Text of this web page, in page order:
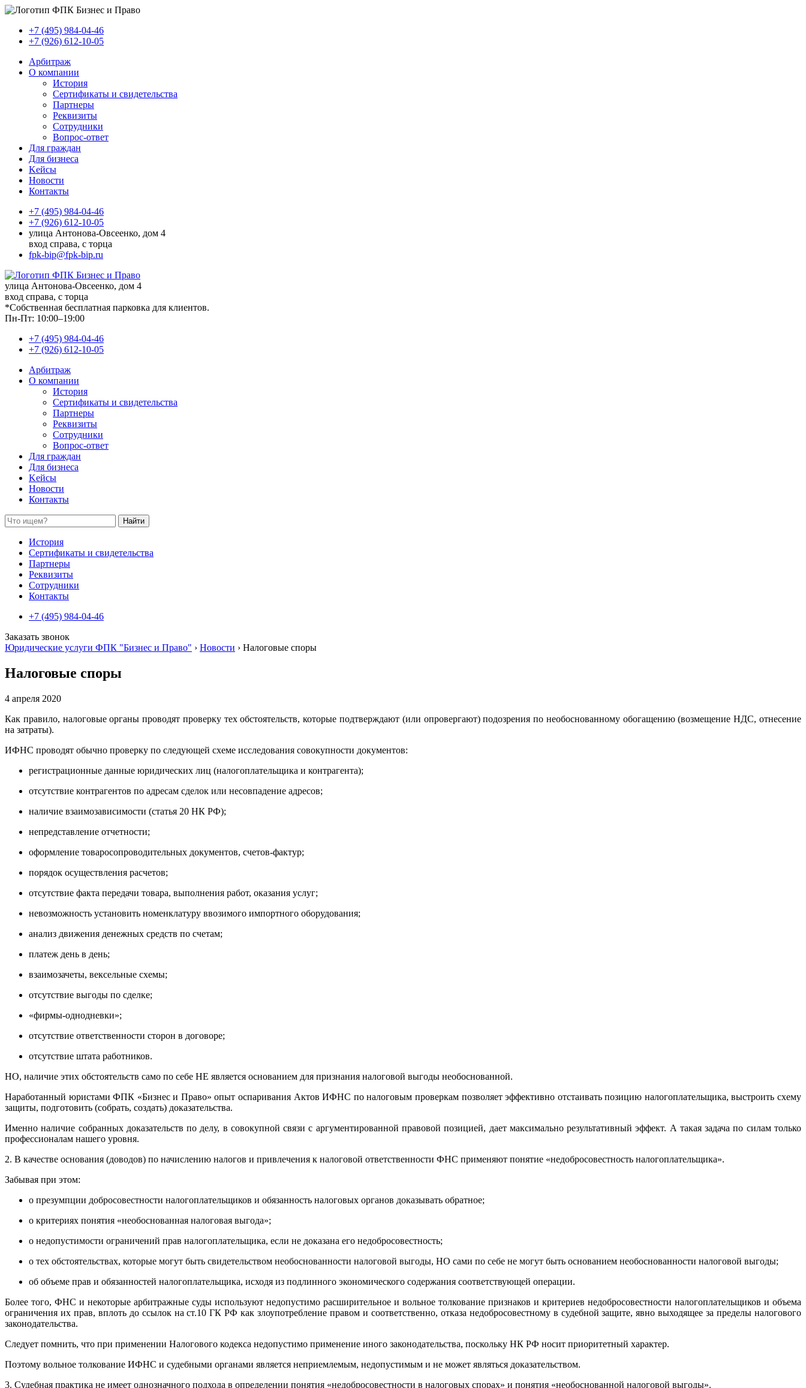
+7 (495) 984-04-46
+7 (926) 612-10-05
Арбитраж
О компании
История
Сертификаты и свидетельства
Партнеры
Реквизиты
Сотрудники
Вопрос-ответ
Для граждан
Для бизнеса
Kейсы
Новости
Контакты
+7 (495) 984-04-46
+7 (926) 612-10-05
улица Антонова-Овсеенко, дом 4
вход справа, с торца
fpk-bip@fpk-bip.ru
улица Антонова-Овсеенко, дом 4
вход справа, с торца
*Собственная бесплатная парковка для клиентов.
Пн-Пт: 10:00–19:00
+7 (495) 984-04-46
+7 (926) 612-10-05
Арбитраж
О компании
История
Сертификаты и свидетельства
Партнеры
Реквизиты
Сотрудники
Вопрос-ответ
Для граждан
Для бизнеса
Kейсы
Новости
Контакты
История
Сертификаты и свидетельства
Партнеры
Реквизиты
Сотрудники
Контакты
+7 (495) 984-04-46
Заказать звонок
Юридические услуги ФПК "Бизнес и Право" › Новости › Налоговые споры
Налоговые споры
4 апреля 2020
Как правило, налоговые органы проводят проверку тех обстоятельств, которые подтверждают (или опровергают) подозрения по необоснованному обогащению (возмещение НДС, отнесение
на затраты).
ИФНС проводят обычно проверку по следующей схеме исследования совокупности документов:
регистрационные данные юридических лиц (налогоплательщика и контрагента);
отсутствие контрагентов по адресам сделок или несовпадение адресов;
наличие взаимозависимости (статья 20 НК РФ);
непредставление отчетности;
оформление товаросопроводительных документов, счетов-фактур;
порядок осуществления расчетов;
отсутствие факта передачи товара, выполнения работ, оказания услуг;
невозможность установить номенклатуру ввозимого импортного оборудования;
анализ движения денежных средств по счетам;
платеж день в день;
взаимозачеты, вексельные схемы;
отсутствие выгоды по сделке;
«фирмы-однодневки»;
отсутствие ответственности сторон в договоре;
отсутствие штата работников.
НО, наличие этих обстоятельств само по себе НЕ является основанием для признания налоговой выгоды необоснованной.
Наработанный юристами ФПК «Бизнес и Право» опыт оспаривания Актов ИФНС по налоговым проверкам позволяет эффективно отстаивать позицию налогоплательщика, выстроить схему
защиты, подготовить (собрать, создать) доказательства.
Именно наличие собранных доказательств по делу, в совокупной связи с аргументированной правовой позицией, дает максимально результативный эффект. А такая задача по силам только
профессионалам нашего уровня.
2. В качестве основания (доводов) по начислению налогов и привлечения к налоговой ответственности ФНС применяют понятие «недобросовестность налогоплательщика».
Забывая при этом:
о презумпции добросовестности налогоплательщиков и обязанность налоговых органов доказывать обратное;
о критериях понятия «необоснованная налоговая выгода»;
о недопустимости ограничений прав налогоплательщика, если не доказана его недобросовестность;
о тех обстоятельствах, которые могут быть свидетельством необоснованности налоговой выгоды, НО сами по себе не могут быть основанием необоснованности налоговой выгоды;
об объеме прав и обязанностей налогоплательщика, исходя из подлинного экономического содержания соответствующей операции.
Более того, ФНС и некоторые арбитражные суды используют недопустимо расширительное и вольное толкование признаков и критериев недобросовестности налогоплательщиков и объема
ограничения их прав, вплоть до ссылок на ст.10 ГК РФ как злоупотребление правом и соответственно, отказа недобросовестному в судебной защите, явно выходящее за пределы налогового
законодательства.
Следует помнить, что при применении Налогового кодекса недопустимо применение иного законодательства, поскольку НК РФ носит приоритетный характер.
Поэтому вольное толкование ИФНС и судебными органами является неприемлемым, недопустимым и не может являться доказательством.
3. Судебная практика не имеет однозначного подхода в определении понятия «недобросовестности в налоговых спорах» и понятия «необоснованной налоговой выгоды».